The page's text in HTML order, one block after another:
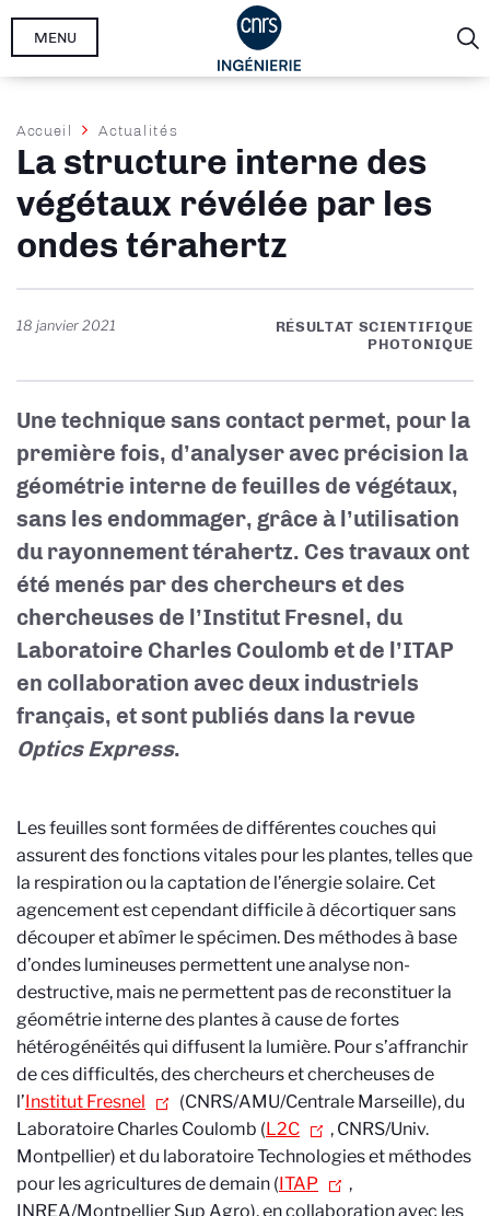
Aller
MENU
Fil
d'Ariane
Accueil Actualités
La structure interne des
végétaux révélée par les
ondes térahertz
18 janvier 2021
RÉSULTAT SCIENTIFIQUE
PHOTONIQUE
Une technique sans contact permet, pour la
première fois, d’analyser avec précision la
géométrie interne de feuilles de végétaux,
sans les endommager, grâce à l’utilisation
du rayonnement térahertz. Ces travaux ont
été menés par des chercheurs et des
chercheuses de l’Institut Fresnel, du
Laboratoire Charles Coulomb et de l’ITAP
en collaboration avec deux industriels
français, et sont publiés dans la revue
Optics Express.
Les feuilles sont formées de différentes couches qui
assurent des fonctions vitales pour les plantes, telles que
la respiration ou la captation de l’énergie solaire. Cet
agencement est cependant difficile à décortiquer sans
découper et abîmer le spécimen. Des méthodes à base
d’ondes lumineuses permettent une analyse non-
destructive, mais ne permettent pas de reconstituer la
géométrie interne des plantes à cause de fortes
hétérogénéités qui diffusent la lumière. Pour s’affranchir
de ces difficultés, des chercheurs et chercheuses de
l’Institut Fresnel
(CNRS/AMU/Centrale Marseille), du
Laboratoire Charles Coulomb (L2C
, CNRS/Univ.
Montpellier) et du laboratoire Technologies et méthodes
pour les agricultures de demain (ITAP
,
INREA/Montpellier Sup Agro), en collaboration avec les